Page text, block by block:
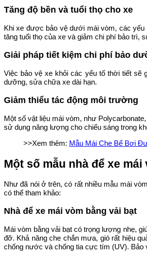
Tăng độ bền và tuổi thọ cho xe
Khi xe được bảo vệ dưới mái vòm, các
tăng tuổi thọ của xe và giảm chi phí bảo trì,
Giải pháp tiết kiệm chi phí bảo
Việc bảo vệ xe khỏi các yếu tố thời tiết sẽ
dưỡng, sửa chữa xe dài hạn.
Giảm thiểu tác động môi trường
Một số vật liệu mái vòm, như
sử dụng năng lượng cho chiếu sáng trong
>>Xem thêm: Mẫu Mái Che Bể Bơi
Một số mẫu nhà để xe
Như đã nói ở trên, có rất nhiều mẫu mái
có thể tham khảo:
Nhà để xe mái vòm bằng vải bạt
Mái vòm bằng vải bạt có trọng lượng nhẹ,
đỡ. Khả năng che chắn mưa, gió rất hiệu
chống nước và chống tia cực tím (UV). Bảo